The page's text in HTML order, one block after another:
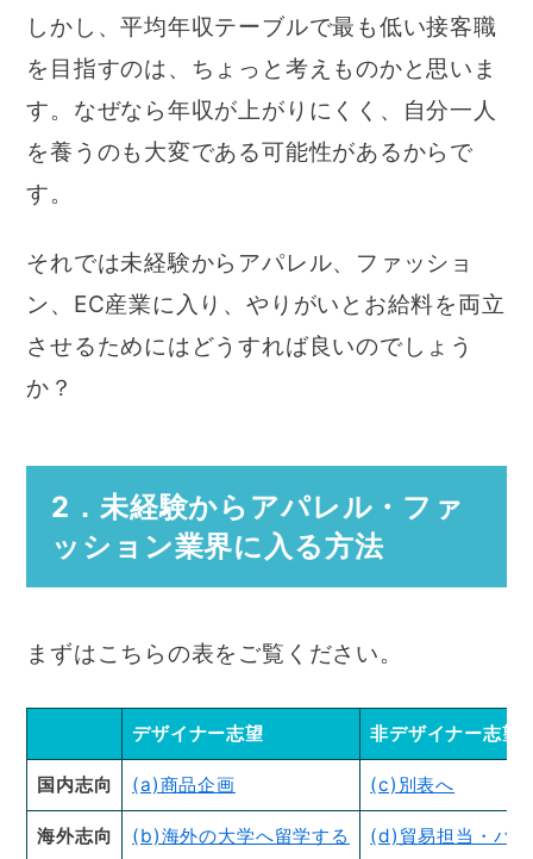
しかし、平均年収テーブルで最も低い接客職
を目指すのは、ちょっと考えものかと思いま
す。なぜなら年収が上がりにくく、自分一人
を養うのも大変である可能性があるからで
す。
それでは未経験からアパレル、ファッショ
ン、EC産業に入り、やりがいとお給料を両立
させるためにはどうすれば良いのでしょう
か？
2．未経験からアパレル・ファ
ッション業界に入る方法
まずはこちらの表をご覧ください。
デザイナー志望 非デザイナー志望
国内志向 (a)商品企画 (c)別表へ
海外志向 (b)海外の大学へ留学する (d)貿易担当・バ